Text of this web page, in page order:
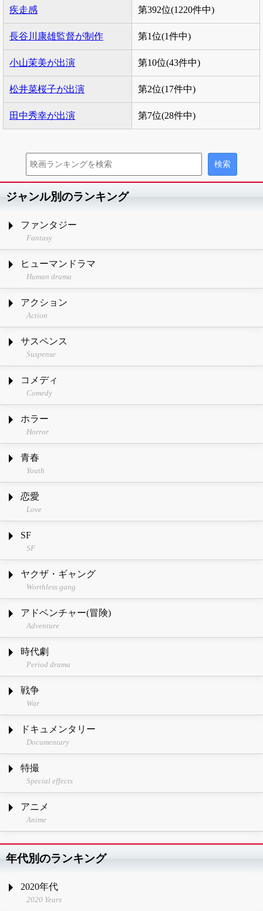
疾走感 第392位(1220件中)
長谷川康雄監督が制作 第1位(1件中)
小山茉美が出演 第10位(43件中)
松井菜桜子が出演 第2位(17件中)
田中秀幸が出演 第7位(28件中)
ジャンル別のランキング
ファンタジー
Fantasy
ヒューマンドラマ
Human drama
アクション
Action
サスペンス
Suspense
コメディ
Comedy
ホラー
Horror
青春
Youth
恋愛
Love
SF
SF
ヤクザ・ギャング
Worthless gang
アドベンチャー(冒険)
Adventure
時代劇
Period drama
戦争
War
ドキュメンタリー
Documentary
特撮
Special effects
アニメ
Anime
年代別のランキング
2020年代
2020 Years